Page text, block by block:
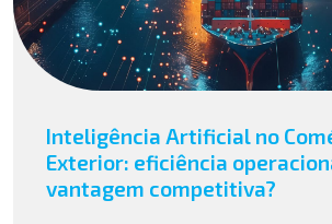
Inteligência Artificial no
Exterior: eficiência
vantagem competitiva?